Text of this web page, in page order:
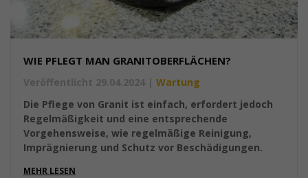
WIE PFLEGT MAN GRANITOBERFLÄCHEN?
Veröffentlicht 29.04.2024 | Wartung
Die Pflege von Granit ist einfach, erfordert jedoch
Regelmäßigkeit und eine entsprechende
Vorgehensweise, wie regelmäßige Reinigung,
Imprägnierung und Schutz vor Beschädigungen.
MEHR LESEN